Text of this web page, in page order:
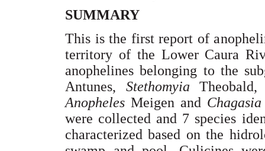
SUMMARY
This is the first report of
territory of the Lower Caura
anophelines belonging to the
Antunes, Stethomyia
Anopheles Meigen and
were collected and 7 species
characterized based on the